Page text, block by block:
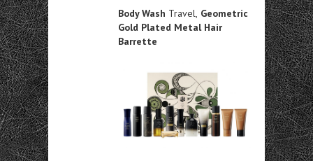
Body Wash Travel, Geometric
Gold Plated Metal Hair
Barrette